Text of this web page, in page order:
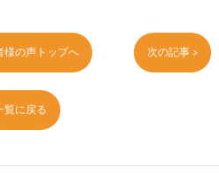
様の声トップへ 次の記事 >
覧に戻る